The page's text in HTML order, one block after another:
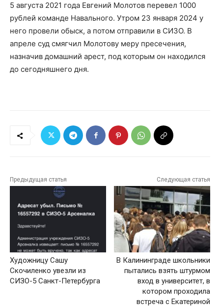
5 августа 2021 года Евгений Молотов перевел 1000
рублей команде Навального. Утром 23 января 2024 у
него провели обыск, а потом отправили в СИЗО. В
апреле суд смягчил Молотову меру пресечения,
назначив домашний арест, под которым он находился
до сегодняшнего дня.
Предыдущая статья
Художницу Сашу
Скочиленко увезли из
СИЗО-5 Санкт-Петербурга
Следующая статья
В Калининграде школьники
пытались взять штурмом
вход в университет, в
котором проходила
встреча с Екатериной